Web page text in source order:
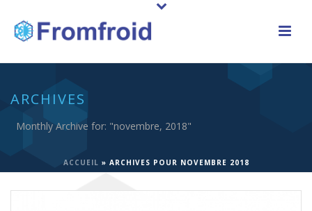
ARCHIVES
Monthly Archive for: "novembre, 2018"
ACCUEIL » ARCHIVES POUR NOVEMBRE 2018